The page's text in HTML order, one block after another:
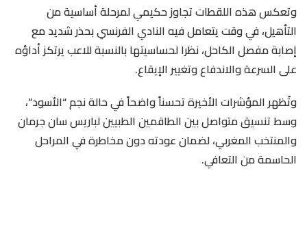
وتعكس هذه اللقطات تجاوز حكيمي لمرحلة أساسية من
التأهيل، في وقت يتعامل فيه النادي الفرنسي بحذر شديد مع
إصابة مفصل الكاحل، نظرا لحساسيتها بالنسبة للاعب يرتكز أداؤه
على السرعة والاندفاع وتغيير الإيقاع.
وتُظهر المؤشرات الأخيرة تحسناً واضحاً في حالة نجم “الأسود”،
وسط تنسيق متواصل بين الطاقمين الطبيين لباريس سان جرمان
والمنتخب المغربي، لضمان عودته دون مخاطرة في المراحل
الحاسمة من التعافي.